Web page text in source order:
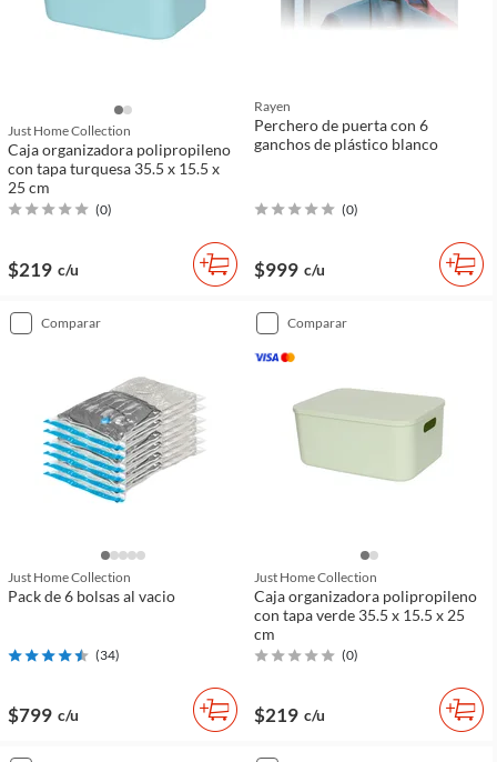
Just Home Collection
Caja organizadora polipropileno
con tapa turquesa 35.5 x 15.5 x
25 cm
(0)
$219 c/u
Rayen
Perchero de puerta con 6
ganchos de plástico blanco
(0)
$999 c/u
comparar
Just Home Collection
Pack de 6 bolsas al vacio
(34)
$799 c/u
comparar
Just Home Collection
Caja organizadora polipropileno
con tapa verde 35.5 x 15.5 x 25
cm
(0)
$219 c/u